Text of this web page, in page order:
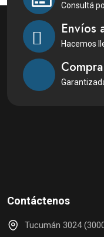
Consultá
Envíos
Hacemos
Contáctenos
Tucumán 3024